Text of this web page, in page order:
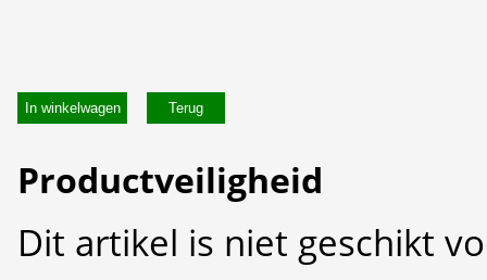
In winkelwagen
Productveiligheid
Dit artikel is niet geschikt